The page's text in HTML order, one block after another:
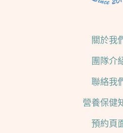
關於我
團隊介
聯絡我
營養保健
預約頁